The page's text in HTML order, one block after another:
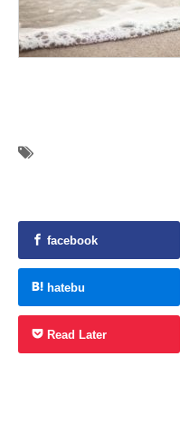
facebook
hatebu
Read Later